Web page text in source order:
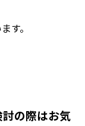
す。
の際はお気